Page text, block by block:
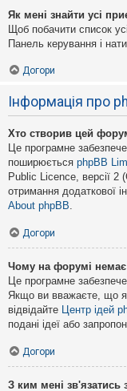
Як мені знайти усі
Щоб побачити список
Панель керування і
Догори
Інформація про
Хто створив цей
Це програмне
поширюється phpBB
Public Licence, версії
отримання додаткової
About phpBB.
Догори
Чому на форумі немає
Це програмне
Якщо ви вважаєте, що
відвідайте Центр ідей
подані ідеї або
Догори
З ким мені зв'язатись